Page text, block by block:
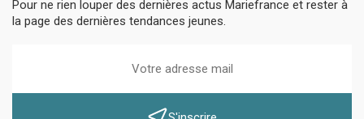
Pour ne rien louper des dernières actus Mariefrance et rester à
la page des dernières tendances jeunes.